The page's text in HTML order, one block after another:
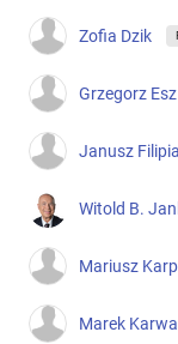
Zofia Dzik
Grzegorz Esz
Janusz
Witold B.
Mariusz
Marek